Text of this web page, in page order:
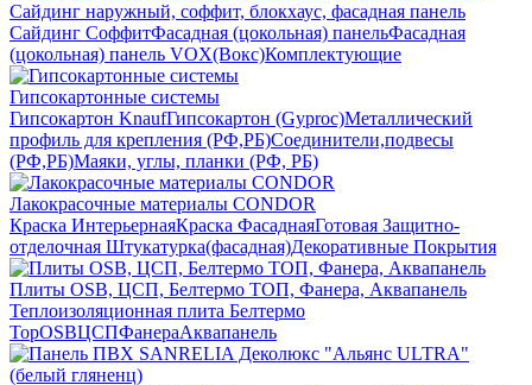
Сайдинг наружный, соффит, блокхаус, фасадная панель
Сайдинг СоффитФасадная (цокольная) панельФасадная
(цокольная) панель VOX(Вокс)Комплектующие
Гипсокартонные системы
Гипсокартон KnaufГипсокартон (Gyproc)Металлический
профиль для крепления (РФ,РБ)Соединители,подвесы
(РФ,РБ)Маяки, углы, планки (РФ, РБ)
Лакокрасочные материалы CONDOR
Краска ИнтерьернаяКраска ФасаднаяГотовая Защитно-
отделочная Штукатурка(фасадная)Декоративные Покрытия
Плиты OSB, ЦСП, Белтермо ТОП, Фанера, Аквапанель
Теплоизоляционная плита Белтермо
TopOSBЦСПФанераАквапанель